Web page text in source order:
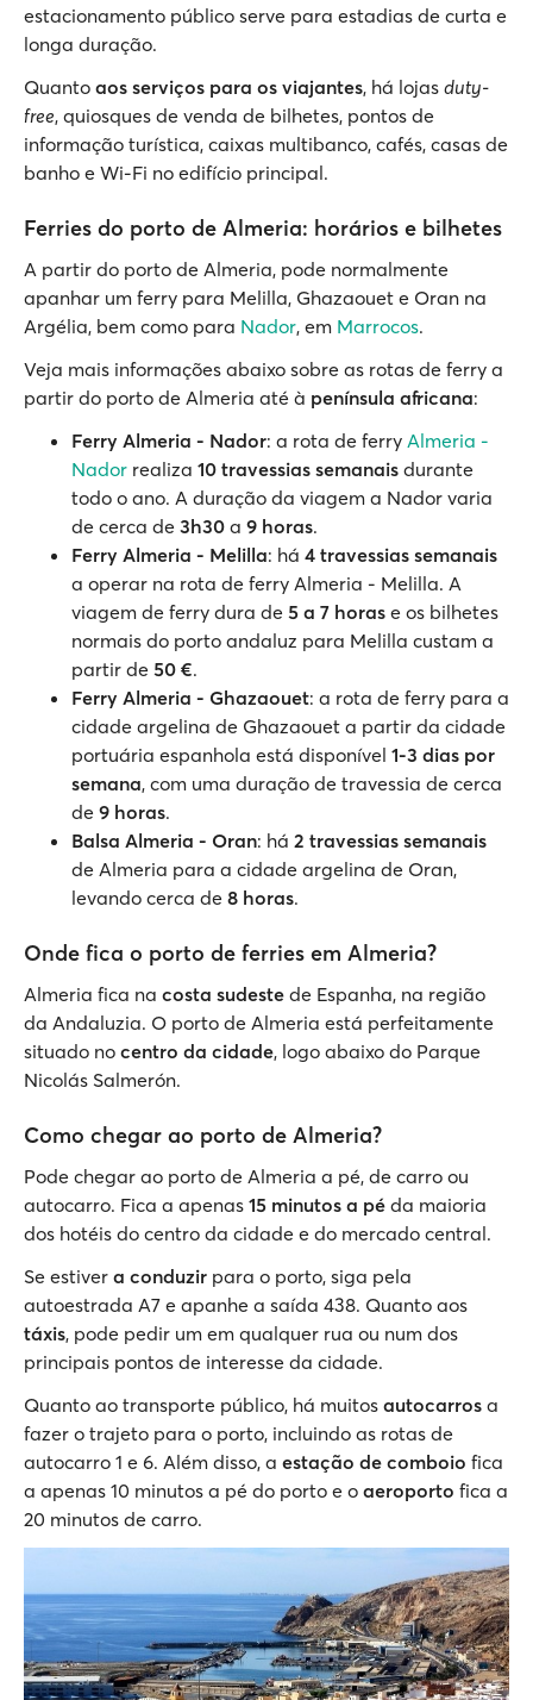
estacionamento público serve para estadias de curta e
longa duração.
Quanto aos serviços para os viajantes, há lojas duty-
free, quiosques de venda de bilhetes, pontos de
informação turística, caixas multibanco, cafés, casas de
banho e Wi-Fi no edifício principal.
Ferries do porto de Almeria: horários e bilhetes
A partir do porto de Almeria, pode normalmente
apanhar um ferry para Melilla, Ghazaouet e Oran na
Argélia, bem como para Nador, em Marrocos.
Veja mais informações abaixo sobre as rotas de ferry a
partir do porto de Almeria até à península africana:
Ferry Almeria - Nador: a rota de ferry Almeria -
Nador realiza 10 travessias semanais durante
todo o ano. A duração da viagem a Nador varia
de cerca de 3h30 a 9 horas.
Ferry Almeria - Melilla: há 4 travessias semanais
a operar na rota de ferry Almeria - Melilla. A
viagem de ferry dura de 5 a 7 horas e os bilhetes
normais do porto andaluz para Melilla custam a
partir de 50 €.
Ferry Almeria - Ghazaouet: a rota de ferry para a
cidade argelina de Ghazaouet a partir da cidade
portuária espanhola está disponível 1-3 dias por
semana, com uma duração de travessia de cerca
de 9 horas.
Balsa Almeria - Oran: há 2 travessias semanais
de Almeria para a cidade argelina de Oran,
levando cerca de 8 horas.
Onde fica o porto de ferries em Almeria?
Almeria fica na costa sudeste de Espanha, na região
da Andaluzia. O porto de Almeria está perfeitamente
situado no centro da cidade, logo abaixo do Parque
Nicolás Salmerón.
Como chegar ao porto de Almeria?
Pode chegar ao porto de Almeria a pé, de carro ou
autocarro. Fica a apenas 15 minutos a pé da maioria
dos hotéis do centro da cidade e do mercado central.
Se estiver a conduzir para o porto, siga pela
autoestrada A7 e apanhe a saída 438. Quanto aos
táxis, pode pedir um em qualquer rua ou num dos
principais pontos de interesse da cidade.
Quanto ao transporte público, há muitos autocarros a
fazer o trajeto para o porto, incluindo as rotas de
autocarro 1 e 6. Além disso, a estação de comboio fica
a apenas 10 minutos a pé do porto e o aeroporto fica a
20 minutos de carro.